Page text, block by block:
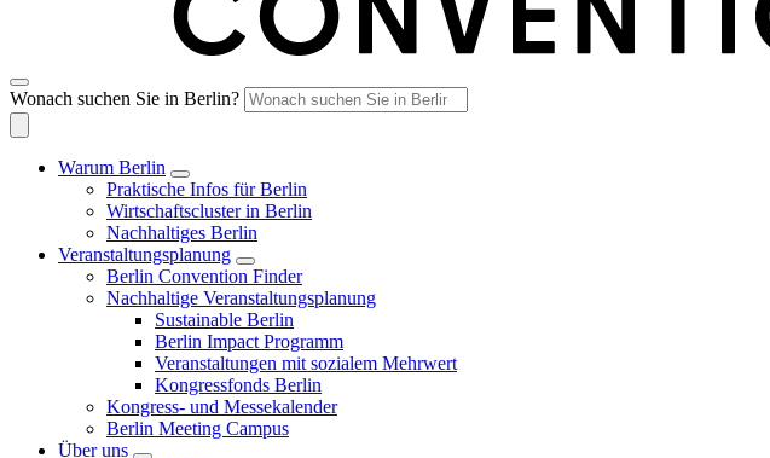
Wonach suchen Sie in Berlin?
Warum Berlin
Praktische Infos für Berlin
Wirtschaftscluster in Berlin
Nachhaltiges Berlin
Veranstaltungsplanung
Berlin Convention Finder
Nachhaltige Veranstaltungsplanung
Sustainable Berlin
Berlin Impact Programm
Veranstaltungen mit sozialem Mehrwert
Kongressfonds Berlin
Kongress- und Messekalender
Berlin Meeting Campus
Über uns